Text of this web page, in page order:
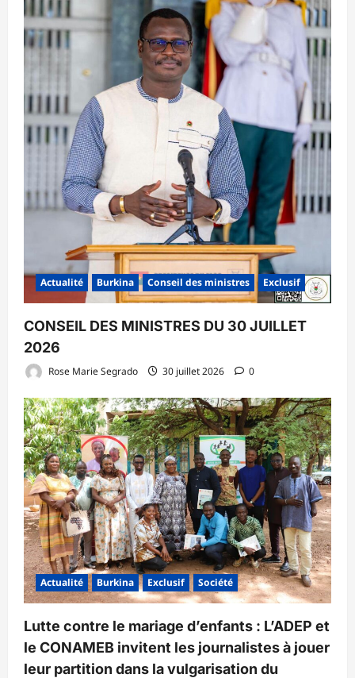
Actualité Burkina Conseil des ministres Exclusif
CONSEIL DES MINISTRES DU 30 JUILLET
2026
Rose Marie Segrado 30 juillet 2026 0
Actualité Burkina Exclusif Société
Lutte contre le mariage d’enfants : L’ADEP et
le CONAMEB invitent les journalistes à jouer
leur partition dans la vulgarisation du